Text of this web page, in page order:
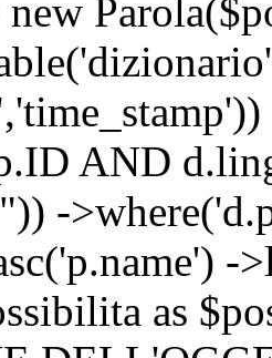
AND
-
as